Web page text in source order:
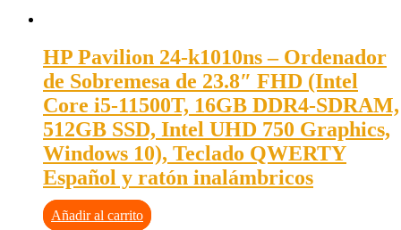
HP Pavilion 24-k1010ns – Ordenador
de Sobremesa de 23.8″ FHD (Intel
Core i5-11500T, 16GB DDR4-SDRAM,
512GB SSD, Intel UHD 750 Graphics,
Windows 10), Teclado QWERTY
Español y ratón inalámbricos
Añadir al carrito